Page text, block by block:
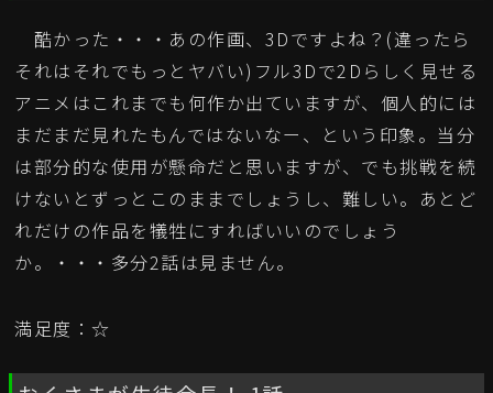
酷かった・・・あの作画、3Dですよね？(違ったら
それはそれでもっとヤバい)フル3Dで2Dらしく見せる
アニメはこれまでも何作か出ていますが、個人的には
まだまだ見れたもんではないなー、という印象。当分
は部分的な使用が懸命だと思いますが、でも挑戦を続
けないとずっとこのままでしょうし、難しい。あとど
れだけの作品を犠牲にすればいいのでしょう
か。・・・多分2話は見ません。
満足度：☆